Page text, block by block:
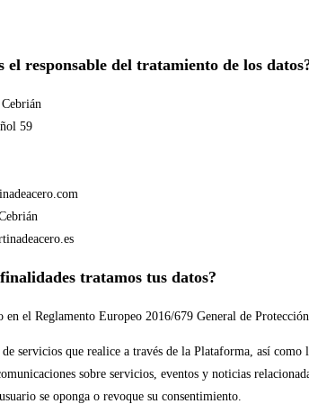
el responsable del tratamiento de los
59
tratamos tus datos?
el Reglamento Europeo 2016/679 General de
servicios que realice a través de la Plataforma, así como
sobre servicios, eventos y noticias
se oponga o revoque su consentimiento.